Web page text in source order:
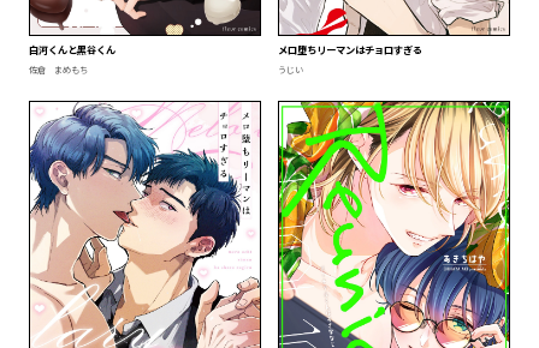
白河くんと黒谷くん
佐倉 まめもち
メロ堕ちリーマンはチョロすぎる
うじい